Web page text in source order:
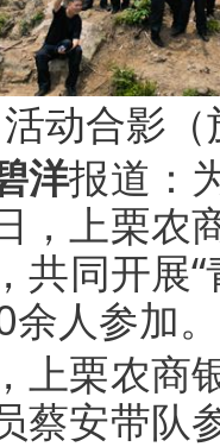
活动合影
洋报道：
，上栗农
共同开展
人参加。
栗农商
蔡安带队